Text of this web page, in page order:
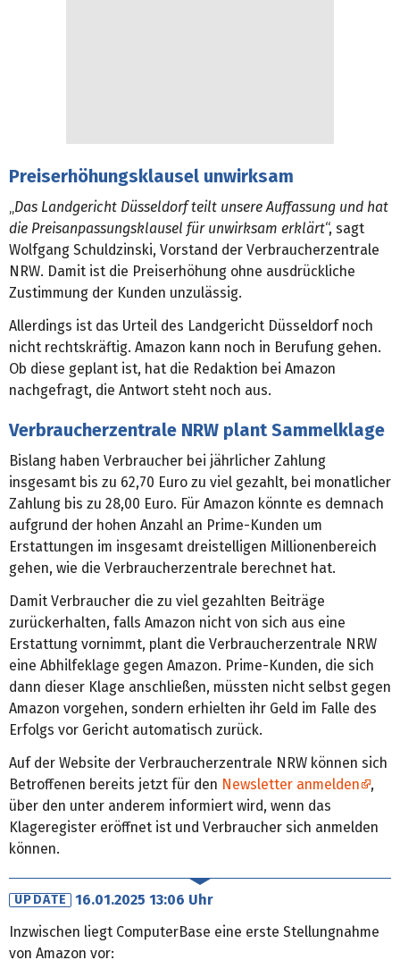
Preiserhöhungsklausel unwirksam
Das Landgericht Düsseldorf teilt unsere Auffassung und hat
die Preisanpassungsklausel für unwirksam erklärt“, sagt
Wolfgang Schuldzinski, Vorstand der Verbraucherzentrale
NRW. Damit ist die Preiserhöhung ohne ausdrückliche
Zustimmung der Kunden unzulässig.
Allerdings ist das Urteil des Landgericht Düsseldorf noch
nicht rechtskräftig. Amazon kann noch in Berufung gehen.
Ob diese geplant ist, hat die Redaktion bei Amazon
nachgefragt, die Antwort steht noch aus.
Verbraucherzentrale NRW plant Sammelklage
Bislang haben Verbraucher bei jährlicher Zahlung
insgesamt bis zu 62,70 Euro zu viel gezahlt, bei monatlicher
Zahlung bis zu 28,00 Euro. Für Amazon könnte es demnach
aufgrund der hohen Anzahl an Prime-Kunden um
Erstattungen im insgesamt dreistelligen Millionenbereich
gehen, wie die Verbraucherzentrale berechnet hat.
Damit Verbraucher die zu viel gezahlten Beiträge
zurückerhalten, falls Amazon nicht von sich aus eine
Erstattung vornimmt, plant die Verbraucherzentrale NRW
eine Abhilfeklage gegen Amazon. Prime-Kunden, die sich
dann dieser Klage anschließen, müssten nicht selbst gegen
Amazon vorgehen, sondern erhielten ihr Geld im Falle des
Erfolgs vor Gericht automatisch zurück.
Auf der Website der Verbraucherzentrale NRW können sich
Betroffenen bereits jetzt für den Newsletter anmelden
,
über den unter anderem informiert wird, wenn das
Klageregister eröffnet ist und Verbraucher sich anmelden
können.
UPDATE
16.01.2025 13:06 Uhr
Inzwischen liegt ComputerBase eine erste Stellungnahme
von Amazon vor: